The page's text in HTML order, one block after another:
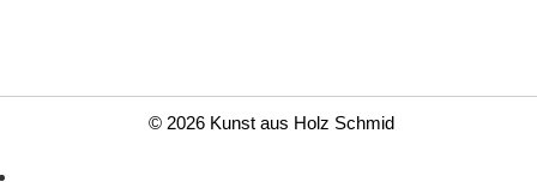
© 2026 Kunst aus Holz Schmid